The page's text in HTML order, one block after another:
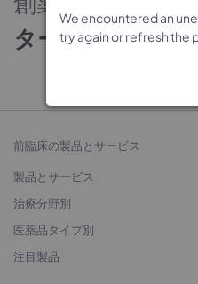
ターゲットから
前臨床の製品とサービス
製品とサービス
治療分野別
医薬品タイプ別
注目製品
We encountered an
try again or refresh the
We encountered an
try again or refresh the
We encountered an
try again or refresh the
We encountered an
try again or refresh the